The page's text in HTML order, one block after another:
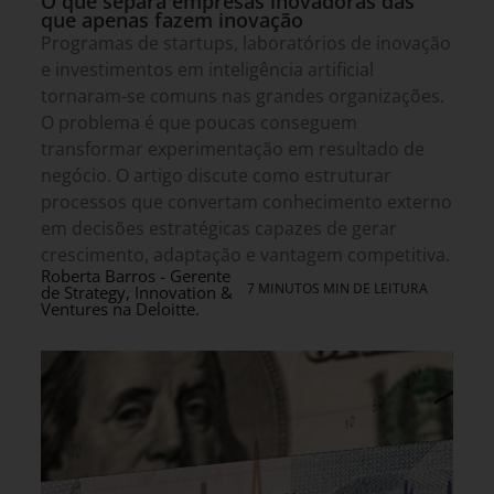
que apenas fazem inovação
Programas de startups, laboratórios de inovação
e investimentos em inteligência artificial
tornaram-se comuns nas grandes organizações.
O problema é que poucas conseguem
transformar experimentação em resultado de
negócio. O artigo discute como estruturar
processos que convertam conhecimento externo
em decisões estratégicas capazes de gerar
crescimento, adaptação e vantagem competitiva.
Roberta Barros - Gerente
de Strategy, Innovation &
Ventures na Deloitte.
7 MINUTOS MIN DE LEITURA